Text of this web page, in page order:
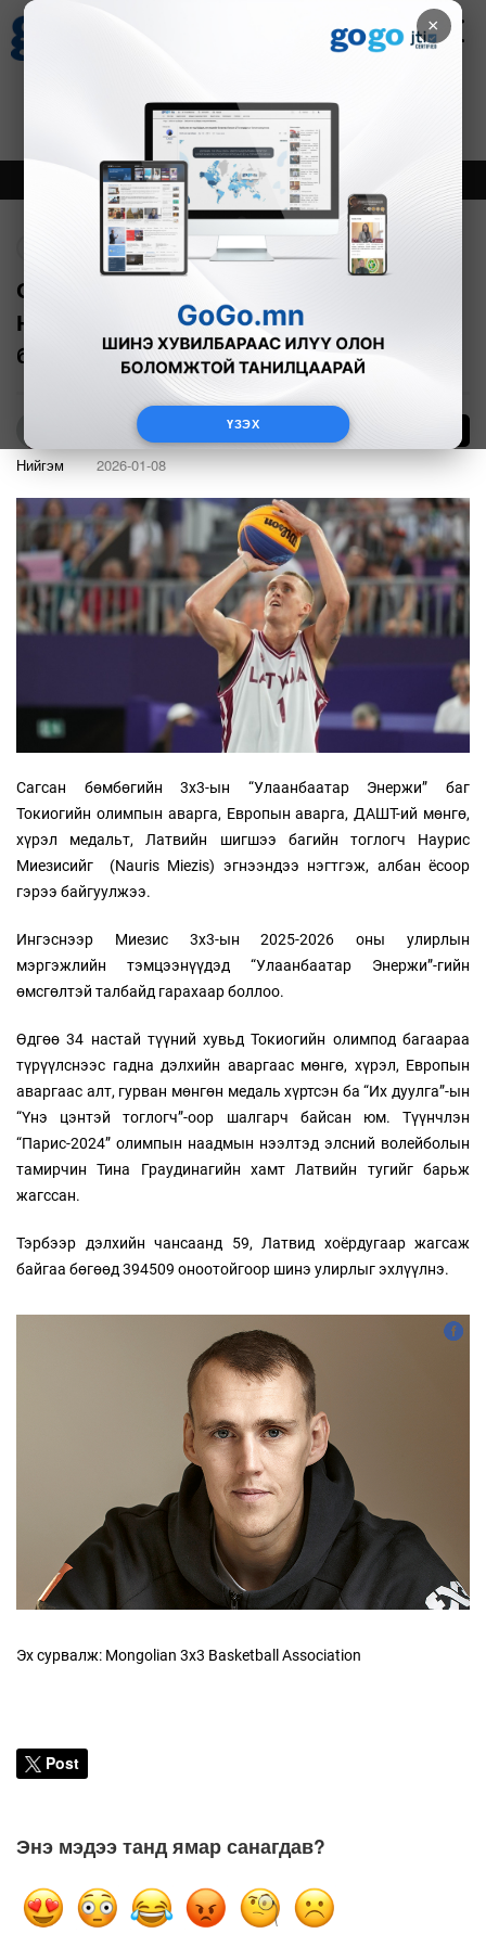
×
ҮЗЭХ
Зурхай
8.08
Онцлох Шинэ
Олимпын аварга Латвийн сагсчин
Наурис Миезис “Улаанбаатар Энержи”
багт тоглоно
Б.Нямдарь
Нийгэм 2026-01-08
Сагсан бөмбөгийн 3х3-ын “Улаанбаатар Энержи” баг
Токиогийн олимпын аварга, Европын аварга, ДАШТ-ий мөнгө,
хүрэл медальт, Латвийн шигшээ багийн тоглогч Наурис
Миезисийг (Nauris Miezis) эгнээндээ нэгтгэж, албан ёсоор
гэрээ байгуулжээ.
Ингэснээр Миезис 3х3-ын 2025-2026 оны улирлын
мэргэжлийн тэмцээнүүдэд “Улаанбаатар Энержи”-гийн
өмсгөлтэй талбайд гарахаар боллоо.
Өдгөө 34 настай түүний хувьд Токиогийн олимпод багаараа
түрүүлснээс гадна дэлхийн аваргаас мөнгө, хүрэл, Европын
аваргаас алт, гурван мөнгөн медаль хүртсэн ба “Их дуулга”-ын
“Үнэ цэнтэй тоглогч”-оор шалгарч байсан юм. Түүнчлэн
“Парис-2024” олимпын наадмын нээлтэд элсний волейболын
тамирчин Тина Граудинагийн хамт Латвийн тугийг барьж
жагссан.
Тэрбээр дэлхийн чансаанд 59, Латвид хоёрдугаар жагсаж
байгаа бөгөөд 394509 оноотойгоор шинэ улирлыг эхлүүлнэ.
Эх сурвалж: Mongolian 3x3 Basketball Association
Post
Энэ мэдээ танд ямар санагдав?